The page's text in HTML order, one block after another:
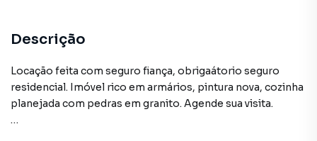
Descrição
Locação feita com seguro fiança, obrigaátorio seguro
residencial. Imóvel rico em armários, pintura nova, cozinha
planejada com pedras em granito. Agende sua visita.